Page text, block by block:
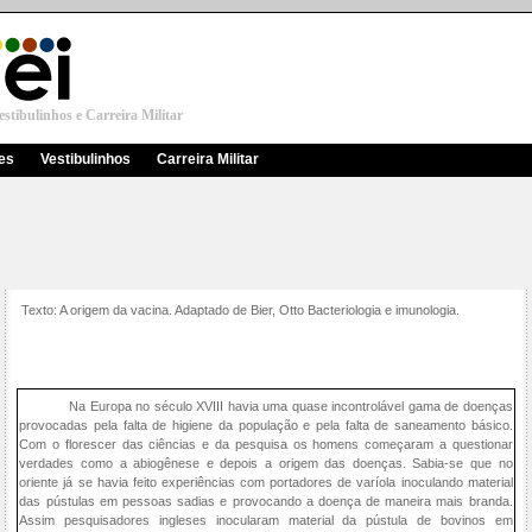
e Carreira Militar
Vestibulinhos Carreira Militar
Texto: A origem da vacina. Adaptado de Bier, Otto Bacteriologia e imunologia.
Na Europa no século XVIII havia uma quase incontrolável gama de doenças
provocadas pela falta de higiene da população e pela falta de saneamento básico.
Com o florescer das ciências e da pesquisa os homens começaram a questionar
verdades como a abiogênese e depois a origem das doenças. Sabia-se que no
oriente já se havia feito experiências com portadores de varíola inoculando material
das pústulas em pessoas sadias e provocando a doença de maneira mais branda.
Assim pesquisadores ingleses inocularam material da pústula de bovinos em